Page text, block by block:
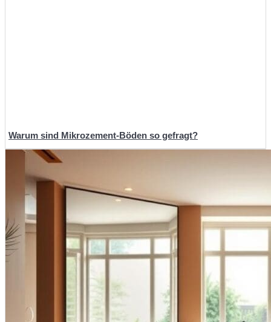
Warum sind Mikrozement-Böden so gefragt?